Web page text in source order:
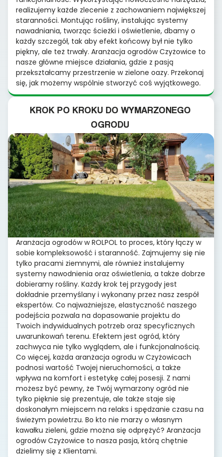
realizujemy każde zlecenie z zachowaniem największej
staranności. Montując rośliny, instalując systemy
nawadniania, tworząc ścieżki i oświetlenie, dbamy o
każdy szczegół, tak aby efekt końcowy był nie tylko
piękny, ale też trwały. Aranżacja ogrodów Czyżowice to
nasze główne miejsce działania, gdzie z pasją
przekształcamy przestrzenie w zielone oazy. Przekonaj
się, jak możemy wspólnie stworzyć coś wyjątkowego.
KROK PO KROKU DO WYMARZONEGO
OGRODU
Aranżacja ogrodów w ROLPOL to proces, który łączy w
sobie kompleksowość i staranność. Zajmujemy się nie
tylko pracami ziemnymi, ale również instalujemy
systemy nawodnienia oraz oświetlenia, a także dobrze
dobieramy rośliny. Każdy krok tej przygody jest
dokładnie przemyślany i wykonany przez nasz zespół
ekspertów. Co najważniejsze, elastyczność naszego
podejścia pozwala na dopasowanie projektu do
Twoich indywidualnych potrzeb oraz specyficznych
uwarunkowań terenu. Efektem jest ogród, który
zachwyca nie tylko wyglądem, ale i funkcjonalnością.
Co więcej, każda aranżacja ogrodu w Czyżowicach
podnosi wartość Twojej nieruchomości, a także
wpływa na komfort i estetykę całej posesji. Z nami
możesz być pewny, że Twój wymarzony ogród nie
tylko pięknie się prezentuje, ale także staje się
doskonałym miejscem na relaks i spędzanie czasu na
świeżym powietrzu. Bo kto nie marzy o własnym
kawałku zieleni, gdzie można się odprężyć? Aranżacja
ogrodów Czyżowice to nasza pasja, którą chętnie
dzielimy się z Klientami.